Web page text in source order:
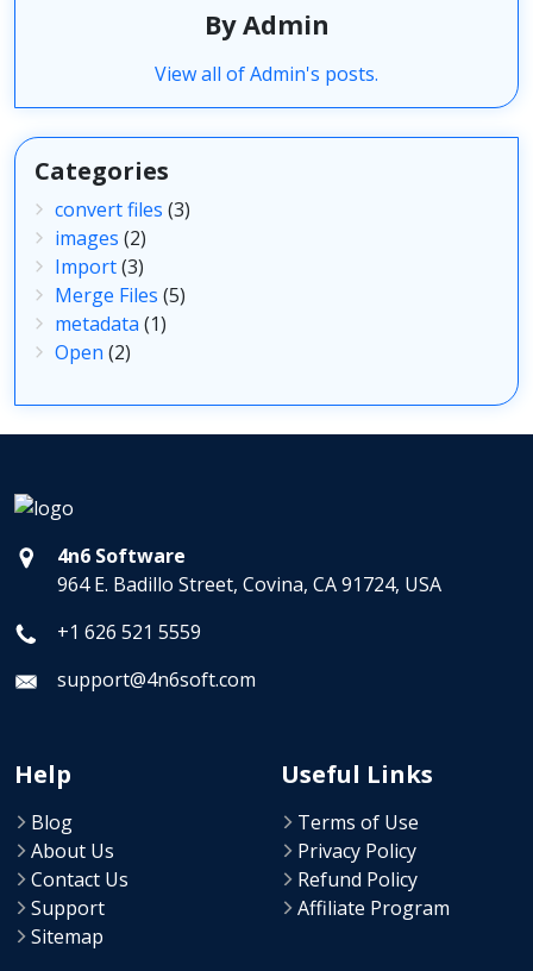
By Admin
View all of Admin's posts.
Categories
convert files (3)
images (2)
Import(3)
Merge Files (5)
metadata (1)
Open (2)
4n6 Software
964 E. Badillo Street, Covina, CA 91724, USA
+1 626 521 5559
support@4n6soft.com
Help
Blog
About Us
Contact Us
Support
Sitemap
Useful Links
Terms of Use
Privacy Policy
Refund Policy
Affiliate Program